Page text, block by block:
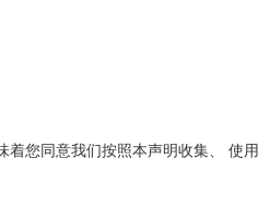
您同意我们按照本声明收集、 使用